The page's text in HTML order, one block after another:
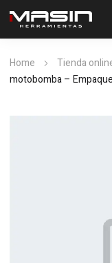
Home Tienda
motobomba –